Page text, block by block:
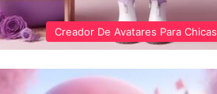
Creador De Avatares Para Chicas